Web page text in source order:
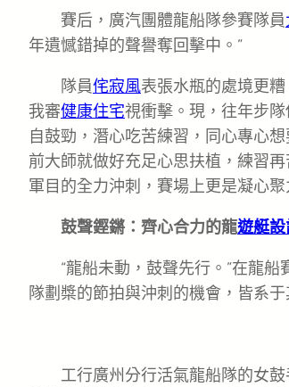
賽后，廣汽團體龍船隊參賽隊員
年遺憾錯掉的聲譽奪回擊中。”
隊員侘寂風表張水瓶的處境更
我審健康住宅視衝擊。現，往年步
自鼓勁，潛心吃苦練習，同心專心
前大師就做好充足心思扶植，練習
軍目的全力沖刺，賽場上更是凝心
鼓聲鏗鏘：齊心合力的龍遊艇設
“龍船未動，鼓聲先行。”在龍
隊劃槳的節拍與沖刺的機會，皆系于
工行廣州分行活氣龍船隊的女